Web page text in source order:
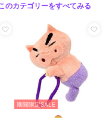
のカテゴリーをすべてみる
期間限定SALE